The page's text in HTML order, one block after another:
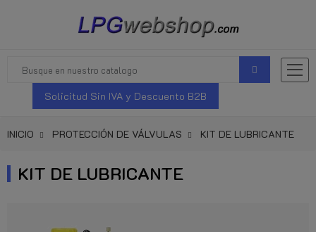
Solicitud Sin IVA y Descuento B2B
INICIO PROTECCIÓN DE VÁLVULAS KIT DE LUBRICANTE
KIT DE LUBRICANTE